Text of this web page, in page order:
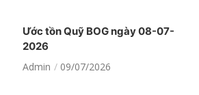
Ước tồn Quỹ BOG ngày 08-07-
2026
Admin
09/07/2026